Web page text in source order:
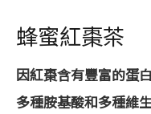
蜂蜜紅棗茶
因紅棗含有豐富的蛋
多種胺基酸和多種維